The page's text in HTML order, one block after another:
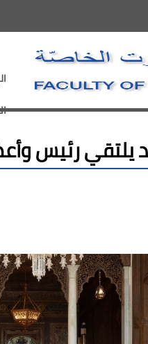
- go to homepage
يلتقي رئيس